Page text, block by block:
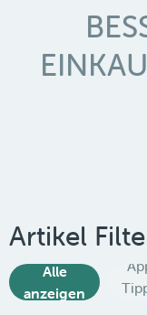
Artikel
Alle
anzeigen